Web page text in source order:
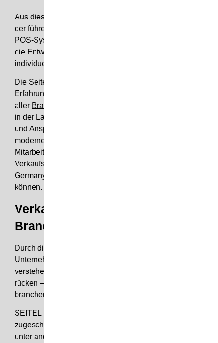
Aus diesem Grund ist die Seitel Display GmbH einer
der führenden Hersteller für Verkaufsdisplays und
POS-Systeme. Wir bieten Ihnen von der Beratung über
die Entwicklung bis hin zur Produktion ihres
individuellen
Die Seitel Display GmbH verfügt über eine jahrelange
Erfahrung und kennt die Anforderungen
aller Branchen
in der Lage das
und Ansprüchen des Kunden zu gestalten. Ein top
moderner Maschinenpark sowie sehr gut ausgebildete
Mitarbeiter ermöglichen es uns, dass wir
Verkaufsdisplays in hohen Stückzahlen – Made in
Germany – produzieren und logistisch abwickeln
können.
Verkaufsdisplays für jede
Branche
Durch die jahrelange Zusammenarbeit mit
Unternehmen aus den unterschiedlichsten Branchen,
verstehen wir es, Ihre Produkte ins rechte Licht zu
rücken – stets unter Berücksichtigung der
branchenspezifischen Besonderheiten.
SEITEL produziert individuelle und auf den Kunden
zugeschnittene Verkaufsdisplays. Dabei zeichnet uns
unter anderem die Flexibilität bei der Materialwahl